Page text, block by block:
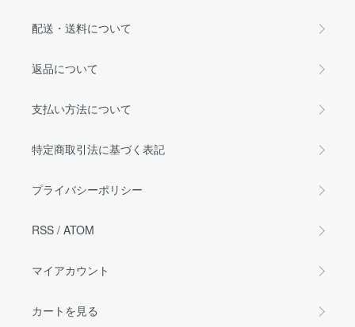
配送・送料について
返品について
支払い方法について
特定商取引法に基づく表記
プライバシーポリシー
RSS / ATOM
マイアカウント
カートを見る